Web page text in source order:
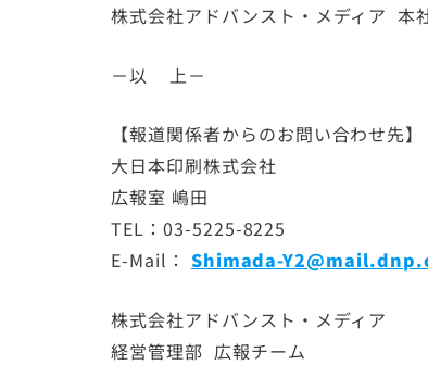
株式会社アドバンスト・メディア
－以 上－
【報道関係者からのお問い合わせ先】
大日本印刷株式会社
広報室 嶋田
TEL：03-5225-8225
E-Mail： Shimada-
株式会社アドバンスト・メディア
経営管理部 広報チーム